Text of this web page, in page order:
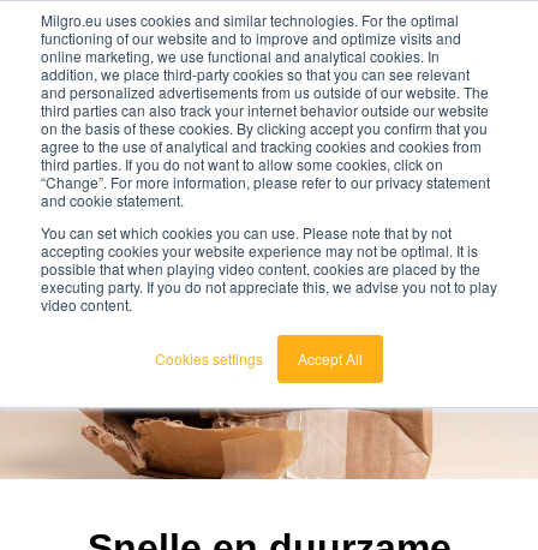
Milgro.eu uses cookies and similar technologies. For the optimal
functioning of our website and to improve and optimize visits and
online marketing, we use functional and analytical cookies. In
addition, we place third-party cookies so that you can see relevant
and personalized advertisements from us outside of our website. The
third parties can also track your internet behavior outside our website
on the basis of these cookies. By clicking accept you confirm that you
agree to the use of analytical and tracking cookies and cookies from
third parties. If you do not want to allow some cookies, click on
“Change”. For more information, please refer to our privacy statement
and cookie statement.
You can set which cookies you can use. Please note that by not
accepting cookies your website experience may not be optimal. It is
possible that when playing video content, cookies are placed by the
executing party. If you do not appreciate this, we advise you not to play
video content.
Cookies settings Accept All
nederlands
english
nl
🔥Grondstoffen worden schaarser en duurder. Weet
jij waar jouw organisatie kwetsbaar is en wat je
eraan kunt doen?
Bekijk de Grondstoffenbarometer